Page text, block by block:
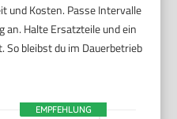
und Kosten. Passe Intervalle
an. Halte Ersatzteile und ein
bleibst du im Dauerbetrieb
EMPFEHLUNG